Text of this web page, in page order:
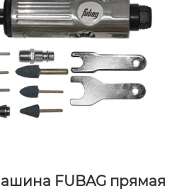
FUBAG прямая